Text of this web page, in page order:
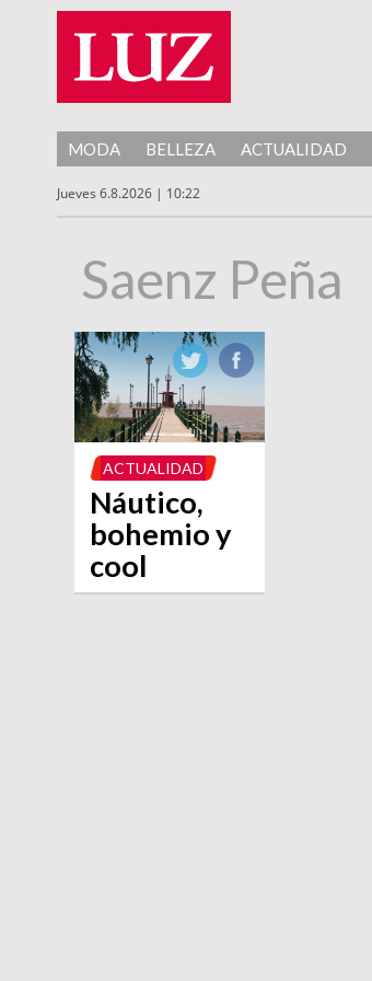
MODA BELLEZA ACTUALIDAD
Jueves 6.8.2026 | 10:22
Saenz Peña
ACTUALIDAD
Náutico,
bohemio y
cool